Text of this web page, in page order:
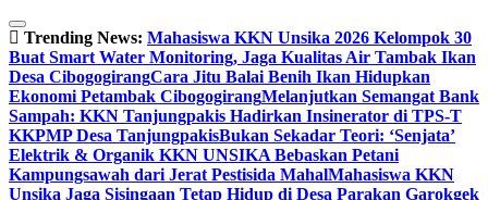
Skip
to
content
Trending News: Mahasiswa KKN Unsika 2026 Kelompok 30
Buat Smart Water Monitoring, Jaga Kualitas Air Tambak Ikan
Desa CibogogirangCara Jitu Balai Benih Ikan Hidupkan
Ekonomi Petambak CibogogirangMelanjutkan Semangat Bank
Sampah: KKN Tanjungpakis Hadirkan Insinerator di TPS-T
KKPMP Desa TanjungpakisBukan Sekadar Teori: ‘Senjata’
Elektrik & Organik KKN UNSIKA Bebaskan Petani
Kampungsawah dari Jerat Pestisida MahalMahasiswa KKN
Unsika Jaga Sisingaan Tetap Hidup di Desa Parakan Garokgek